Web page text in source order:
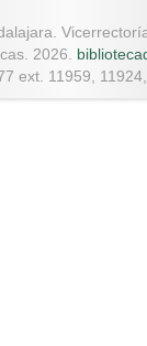
2026.
ext. 11959,